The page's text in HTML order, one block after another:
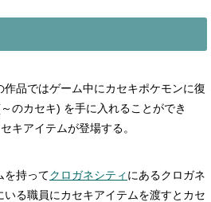
品ではゲーム中にカセキポケモンに復
のカセキ) を手に入れることができ
キアイテムが登場する。
を持ってクロガネシティ にあるクロガネ
る職員にカセキアイテムを渡すとカセ